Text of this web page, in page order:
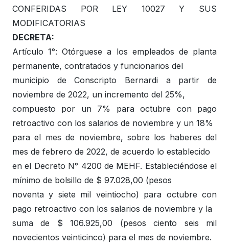
CONFERIDAS POR LEY 10027 Y SUS
MODIFICATORIAS
DECRETA:
Artículo 1°: Otórguese a los empleados de planta
permanente, contratados y funcionarios del
municipio de Conscripto Bernardi a partir de
noviembre de 2022, un incremento del 25%,
compuesto por un 7% para octubre con pago
retroactivo con los salarios de noviembre y un 18%
para el mes de noviembre, sobre los haberes del
mes de febrero de 2022, de acuerdo lo establecido
en el Decreto N° 4200 de MEHF. Estableciéndose el
mínimo de bolsillo de $ 97.028,00 (pesos
noventa y siete mil veintiocho) para octubre con
pago retroactivo con los salarios de noviembre y la
suma de $ 106.925,00 (pesos ciento seis mil
novecientos veinticinco) para el mes de noviembre.